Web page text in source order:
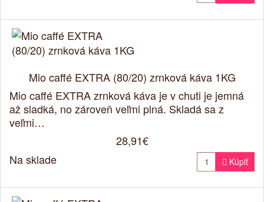
Mio caffé EXTRA (80/20) zrnková káva 1KG
Mio caffé EXTRA zrnková káva je v chuti je jemná
až sladká, no zároveň veľmi plná. Skladá sa z
veľmi…
28,91€
Na sklade
 Kúpiť